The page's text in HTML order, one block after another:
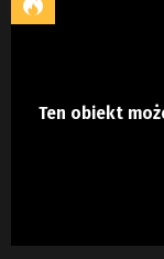
Ten obiekt